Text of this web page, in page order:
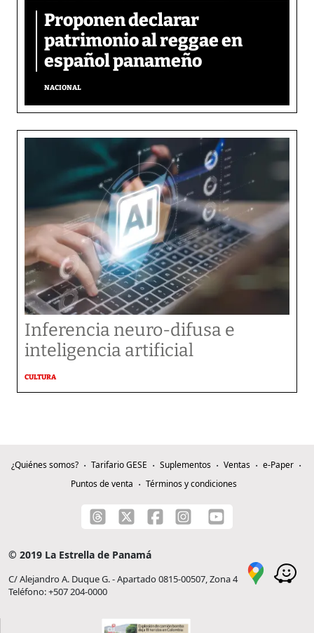
Proponen declarar
patrimonio al reggae en
español panameño
NACIONAL
Inferencia neuro-difusa e
inteligencia artificial
CULTURA
¿Quiénes somos? Tarifario GESE Suplementos Ventas
e-Paper
Puntos de venta
Términos y condiciones
© 2019 La Estrella de Panamá
C/ Alejandro A. Duque G. - Apartado 0815-00507, Zona 4
Teléfono: +507 204-0000